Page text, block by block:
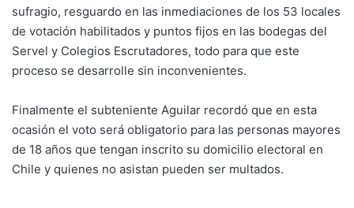
sufragio, resguardo en las inmediaciones de los 53 locales
de votación habilitados y puntos fijos en las bodegas del
Servel y Colegios Escrutadores, todo para que este
proceso se desarrolle sin inconvenientes.
Finalmente el subteniente Aguilar recordó que en esta
ocasión el voto será obligatorio para las personas mayores
de 18 años que tengan inscrito su domicilio electoral en
Chile y quienes no asistan pueden ser multados.